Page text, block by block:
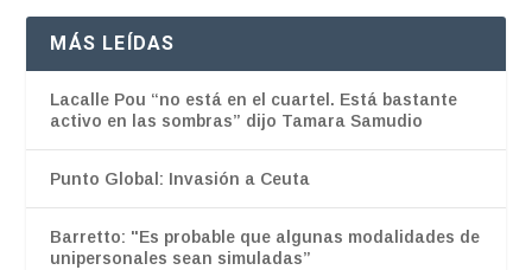
MÁS LEÍDAS
Lacalle Pou “no está en el cuartel. Está bastante
activo en las sombras” dijo Tamara Samudio
Punto Global: Invasión a Ceuta
Barretto: "Es probable que algunas modalidades de
unipersonales sean simuladas”